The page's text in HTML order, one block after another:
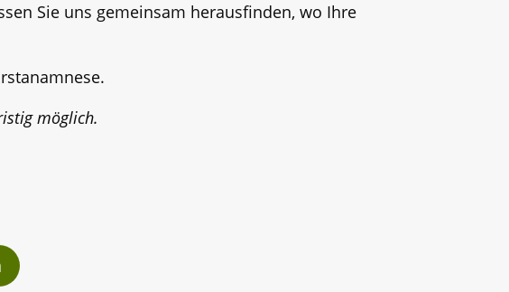
Sie uns gemeinsam herausfinden, wo Ihre
möglich.